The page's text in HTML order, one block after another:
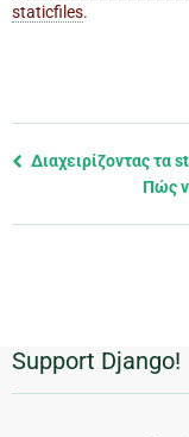
staticfiles.
Previous
Διαχειρίζοντας τα
Πώς
Πρόσθετες
πληροφορίες
Support Django!